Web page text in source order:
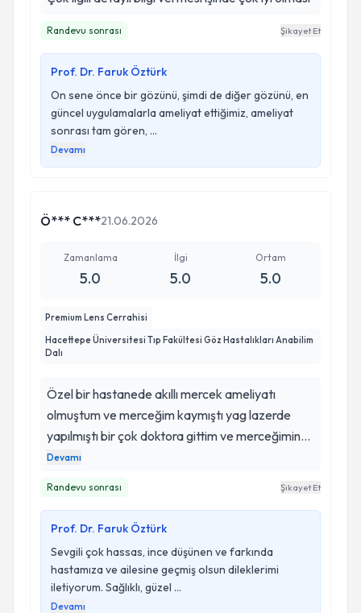
Randevu sonrası Şikayet Et
Prof. Dr. Faruk Öztürk
On sene önce bir gözünü, şimdi de diğer gözünü, en
güncel uygulamalarla ameliyat ettiğimiz, ameliyat
sonrası tam gören, ...
Devamı
Ö*** C***21.06.2026
Zamanlama
5.0
İlgi
5.0
Ortam
5.0
Premium Lens Cerrahisi
Hacettepe Üniversitesi Tıp Fakültesi Göz Hastalıkları Anabilim
Dalı
Özel bir hastanede akıllı mercek ameliyatı
olmuştum ve merceğim kaymıştı yag lazerde
yapılmıştı bir çok doktora gittim ve merceğimin
değiştirmelisinin çok riskli olduğunu ve
ameliyat ile beni sağlığıma kavuşturdu çok iyi bir
Devamı
Randevu sonrası Şikayet Et
Prof. Dr. Faruk Öztürk
Sevgili çok hassas, ince düşünen ve farkında
hastamıza ve ailesine geçmiş olsun dileklerimi
iletiyorum. Sağlıklı, güzel ...
Devamı